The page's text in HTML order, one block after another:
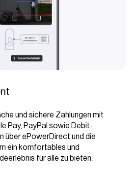
und sichere Zahlungen mit
Pay, PayPal sowie Debit-
überePowerDirect und die
ein komfortables und
für alle zu bieten.